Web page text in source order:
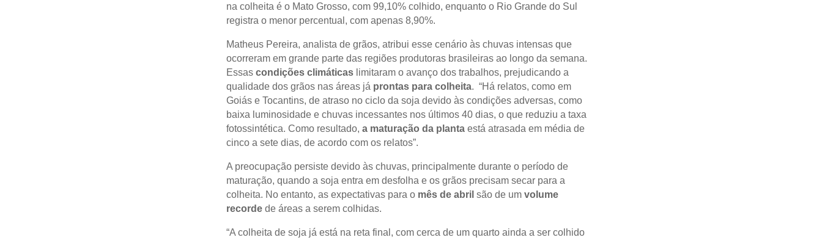
na colheita é o Mato Grosso, com 99,10% colhido, enquanto o Rio Grande do Sul
registra o menor percentual, com apenas 8,90%.
Matheus Pereira, analista de grãos, atribui esse cenário às chuvas intensas que
ocorreram em grande parte das regiões produtoras brasileiras ao longo da semana.
Essas condições climáticaslimitaram o avanço dos trabalhos, prejudicando a
qualidade dos grãos nas áreas já prontas para colheita. “Há relatos, como em
Goiás e Tocantins, de atraso no ciclo da soja devido às condições adversas, como
baixa luminosidade e chuvas incessantes nos últimos 40 dias, o que reduziu a taxa
fotossintética. Como resultado, a maturação da plantaestá atrasada em média de
cinco a sete dias, de acordo com os relatos”.
A preocupação persiste devido às chuvas, principalmente durante o período de
maturação, quando a soja entra em desfolha e os grãos precisam secar para a
colheita. No entanto, as expectativas para o mês de abril são de um volume
recordede áreas a serem colhidas.
“A colheita de soja já está na reta final, com cerca de um quarto ainda a ser colhido